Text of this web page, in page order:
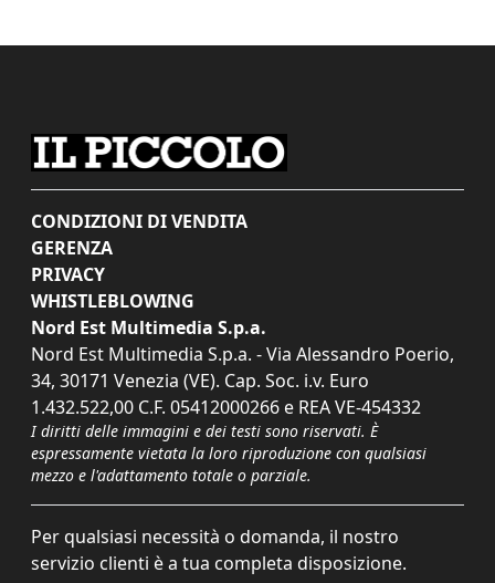
CONDIZIONI DI VENDITA
GERENZA
PRIVACY
WHISTLEBLOWING
Nord Est Multimedia S.p.a.
Nord Est Multimedia S.p.a. - Via Alessandro Poerio,
34, 30171 Venezia (VE). Cap. Soc. i.v. Euro
1.432.522,00 C.F. 05412000266 e REA VE-454332
I diritti delle immagini e dei testi sono riservati. È
espressamente vietata la loro riproduzione con qualsiasi
mezzo e l'adattamento totale o parziale.
Per qualsiasi necessità o domanda, il nostro
servizio clienti è a tua completa disposizione.